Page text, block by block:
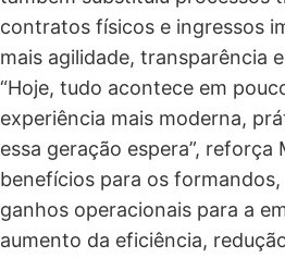
contratos físicos e ingressos
mais agilidade, transparência
“Hoje, tudo acontece em
experiência mais moderna,
essa geração espera”, reforça
benefícios para os
ganhos operacionais para a
aumento da eficiência,